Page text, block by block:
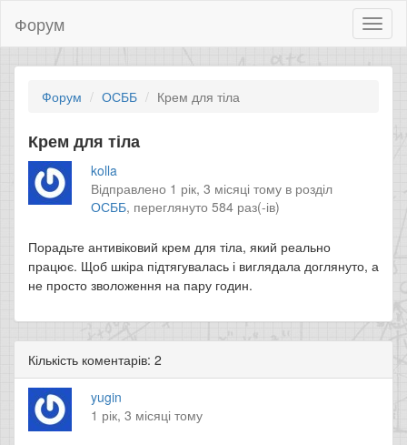
Форум
Форум ОСББ Крем для тіла
Крем для тіла
kolla
Відправлено 1 рік, 3 місяці тому в розділ
ОСББ, переглянуто 584 раз(-ів)
Порадьте антивіковий крем для тіла, який реально
працює. Щоб шкіра підтягувалась і виглядала доглянуто, а
не просто зволоження на пару годин.
Кількість коментарів: 2
yugin
1 рік, 3 місяці тому